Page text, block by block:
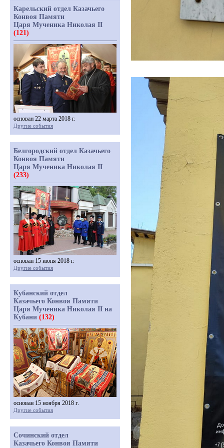
Карельский отдел Казачьего
Конвоя Памяти
Царя Мученика Николая II
(121)
основан 22 марта 2018 г.
Другие события
Белгородский отдел Казачьего
Конвоя Памяти
Царя Мученика Николая II
(233)
основан 15 июня 2018 г.
Другие события
Кубанский отдел
Казачьего Конвоя Памяти
Царя Мученика Николая II на
Кубани (132)
основан 15 ноября 2018 г.
Другие события
Сочинский отдел
Казачьего Конвоя Памяти